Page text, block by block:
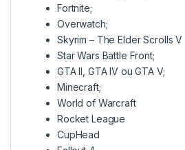
Fortnite;
Overwatch;
Skyrim – The Elder Scrolls V
Star Wars Battle Front;
GTA II, GTA IV ou GTA V;
Minecraft;
World of Warcraft
Rocket League
CupHead